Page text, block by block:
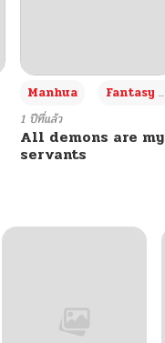
Manhua Fantasy แฟนตาซี
1 ปีที่แล้ว
All demons are my
servants